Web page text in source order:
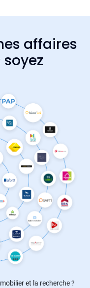
affaires
et la recherche ?